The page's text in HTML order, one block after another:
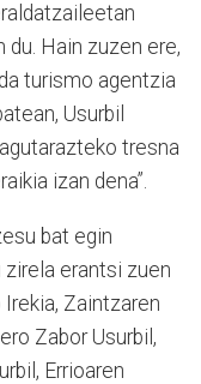
Hain zuzen ere,
turismo agentzia
Usurbil
tresna
izan dena”.
bat egin
erantsi zuen
Zaintzaren
Zabor Usurbil,
Errioaren